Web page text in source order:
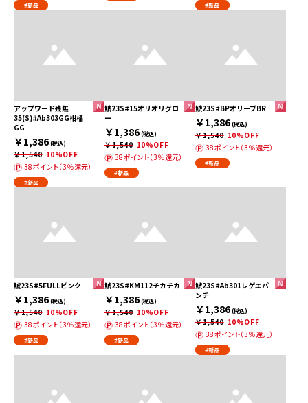
#新品 #新品
アップワード残無
35(S)#Ab303GG柑橘
GG
￥1,386(税込)
￥1,540 10%OFF
38ポイント（3％還元）
#新品
鯱23S#15オリオリグロ
ー
￥1,386(税込)
￥1,540 10%OFF
38ポイント（3％還元）
#新品
鯱23S#BPオリーブBR
￥1,386(税込)
￥1,540 10%OFF
38ポイント（3％還元）
#新品
鯱23S#5FULLピンク
￥1,386(税込)
￥1,540 10%OFF
38ポイント（3％還元）
#新品
鯱23S#KM112チカチカ
￥1,386(税込)
￥1,540 10%OFF
38ポイント（3％還元）
#新品
鯱23S#Ab301レゲエパ
ンチ
￥1,386(税込)
￥1,540 10%OFF
38ポイント（3％還元）
#新品